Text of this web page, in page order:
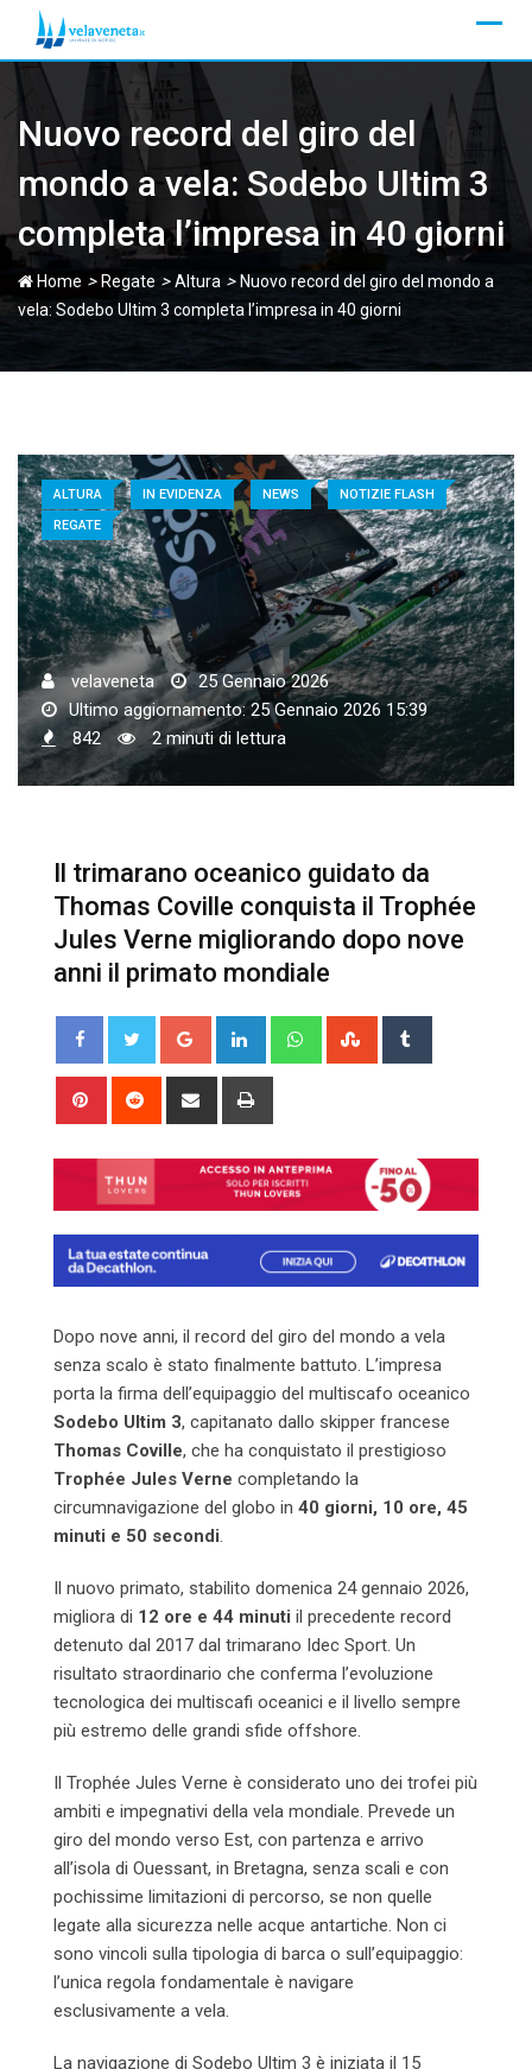
content
Nuovo record del giro del
mondo a vela: Sodebo Ultim 3
completa l’impresa in 40 giorni
Home > Regate >Altura > Nuovo record del giro del mondo a
vela: Sodebo Ultim 3 completa l’impresa in 40 giorni
ALTURA IN EVIDENZA NEWS
NOTIZIE FLASH
REGATE
velaveneta
25 Gennaio 2026
Ultimo aggiornamento: 25 Gennaio 2026 15:39
842
2 minuti di lettura
Il trimarano oceanico guidato da
Thomas Coville conquista il Trophée
Jules Verne migliorando dopo nove
anni il primato mondiale
Google+ LinkedIn WhatsappStumbleUpon
Pinterest Reddit
Share
Dopo nove anni, il record del giro del mondo a vela
senza scalo è stato finalmente battuto. L’impresa
porta la firma dell’equipaggio del multiscafo oceanico
Sodebo Ultim 3, capitanato dallo skipper francese
Thomas Coville, che ha conquistato il prestigioso
Trophée Jules Verne completando la
circumnavigazione del globo in 40 giorni, 10 ore, 45
minuti e 50 secondi.
Il nuovo primato, stabilito domenica 24 gennaio 2026,
migliora di 12 ore e 44 minuti il precedente record
detenuto dal 2017 dal trimarano Idec Sport. Un
risultato straordinario che conferma l’evoluzione
tecnologica dei multiscafi oceanici e il livello sempre
più estremo delle grandi sfide offshore.
Il Trophée Jules Verne è considerato uno dei trofei più
ambiti e impegnativi della vela mondiale. Prevede un
giro del mondo verso Est, con partenza e arrivo
all’isola di Ouessant, in Bretagna, senza scali e con
pochissime limitazioni di percorso, se non quelle
legate alla sicurezza nelle acque antartiche. Non ci
sono vincoli sulla tipologia di barca o sull’equipaggio:
l’unica regola fondamentale è navigare
esclusivamente a vela.
La navigazione di Sodebo Ultim 3 è iniziata il 15